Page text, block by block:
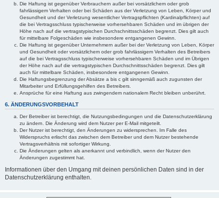
Die Haftung ist gegenüber Verbrauchern außer bei vorsätzlichem oder grob
fahrlässigem Verhalten oder bei Schäden aus der Verletzung von Leben, Körper und
Gesundheit und der Verletzung wesentlicher Vertragspflichten (Kardinalpflichten) auf
die bei Vertragsschluss typischerweise vorhersehbaren Schäden und im übrigen der
Höhe nach auf die vertragstypischen Durchschnittsschäden begrenzt. Dies gilt auch
für mittelbare Folgeschäden wie insbesondere entgangenen Gewinn.
Die Haftung ist gegenüber Unternehmern außer bei der Verletzung von Leben, Körper
und Gesundheit oder vorsätzlichem oder grob fahrlässigem Verhalten des Betreibers
auf die bei Vertragsschluss typischerweise vorhersehbaren Schäden und im Übrigen
der Höhe nach auf die vertragstypischen Durchschnittsschäden begrenzt. Dies gilt
auch für mittelbare Schäden, insbesondere entgangenen Gewinn.
Die Haftungsbegrenzung der Absätze a bis c gilt sinngemäß auch zugunsten der
Mitarbeiter und Erfüllungsgehilfen des Betreibers.
Ansprüche für eine Haftung aus zwingendem nationalem Recht bleiben unberührt.
6. ÄNDERUNGSVORBEHALT
Der Betreiber ist berechtigt, die Nutzungsbedingungen und die Datenschutzerklärung
zu ändern. Die Änderung wird dem Nutzer per E-Mail mitgeteilt.
Der Nutzer ist berechtigt, den Änderungen zu widersprechen. Im Falle des
Widerspruchs erlischt das zwischen dem Betreiber und dem Nutzer bestehende
Vertragsverhältnis mit sofortiger Wirkung.
Die Änderungen gelten als anerkannt und verbindlich, wenn der Nutzer den
Änderungen zugestimmt hat.
Informationen über den Umgang mit deinen persönlichen Daten sind in der
Datenschutzerklärung enthalten.